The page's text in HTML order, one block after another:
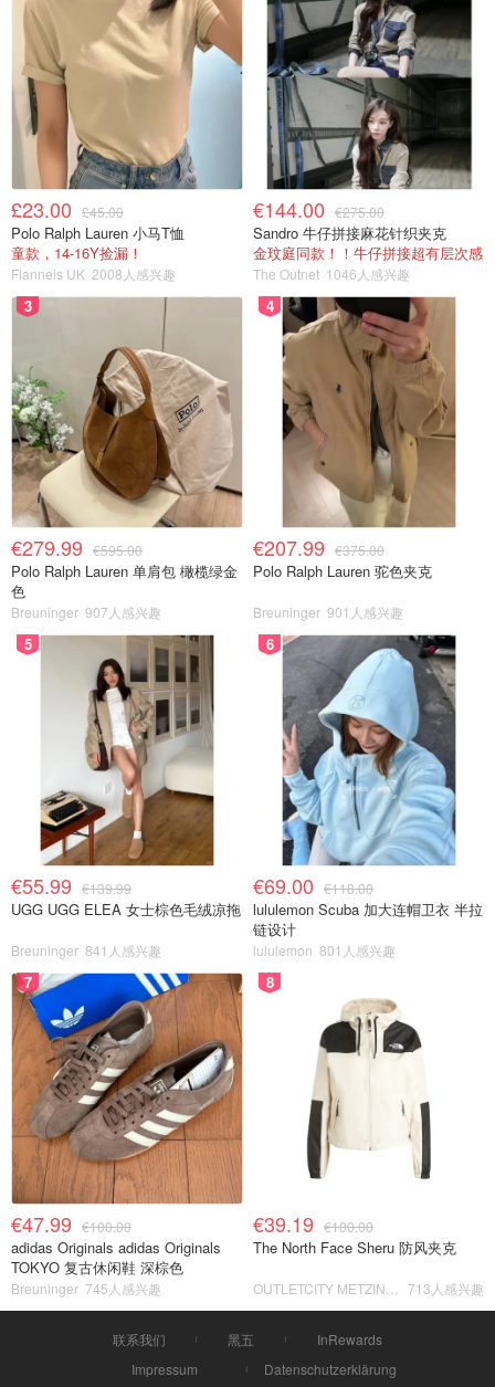
£23.00 £45.00
Polo Ralph Lauren 小马T恤
童款，14-16Y捡漏！
Flannels UK 2008人感兴趣
€144.00 €275.00
Sandro 牛仔拼接麻花针织夹克
金玟庭同款！！牛仔拼接超有层次感
The Outnet 1046人感兴趣
3
€279.99 €595.00
Polo Ralph Lauren 单肩包 橄榄绿金
色
Breuninger 907人感兴趣
4
€207.99 €375.00
Polo Ralph Lauren 驼色夹克
Breuninger 901人感兴趣
5
€55.99 €139.99
UGG UGG ELEA 女士棕色毛绒凉拖
Breuninger 841人感兴趣
6
€69.00 €118.00
lululemon Scuba 加大连帽卫衣 半拉
链设计
lululemon 801人感兴趣
7
€47.99 €100.00
adidas Originals adidas Originals
TOKYO 复古休闲鞋 深棕色
Breuninger 745人感兴趣
8
€39.19 €100.00
The North Face Sheru 防风夹克
713人感兴趣
联系我们 黑五
InRewards
Impressum
Datenschutzerklärung